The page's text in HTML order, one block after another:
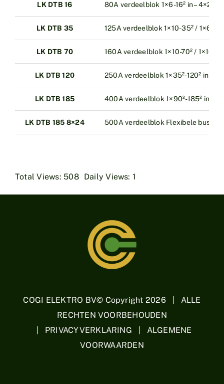
LK DTB 16 80A verdeelblok 1×6-16² in – 4×2,5²
LK DTB 35 125A verdeelblok 1×10-35² / 1×6² in
LK DTB 70 160A verdeelblok 1×10-70² / 1×16²
LK DTB 120 250A verdeelblok 1×35²-120² in –
LK DTB 185 400A verdeelblok 1×90²-185² in –
LK DTB 185 8×24 500A verdeelblok Flexibele bus in –
Total Views: 508 Daily Views: 1
COGI ELEKTRO BV© Copyright 2026 | ALLE
RECHTEN VOORBEHOUDEN
| PRIVACYVERKLARING | ALGEMENE
VOORWAARDEN